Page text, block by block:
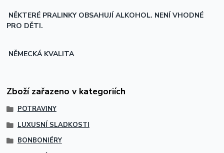
NĚKTERÉ PRALINKY OBSAHUJÍ ALKOHOL. NENÍ VHODNÉ
PRO DĚTI.
NĚMECKÁ KVALITA
Zboží zařazeno v kategoriích
POTRAVINY
LUXUSNÍ SLADKOSTI
BONBONIÉRY